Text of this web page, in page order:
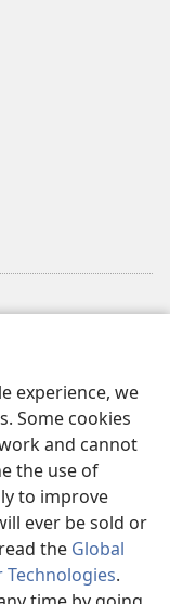
experience, we
Some cookies
and cannot
the use of
to improve
ever be sold or
the Global
Technologies.